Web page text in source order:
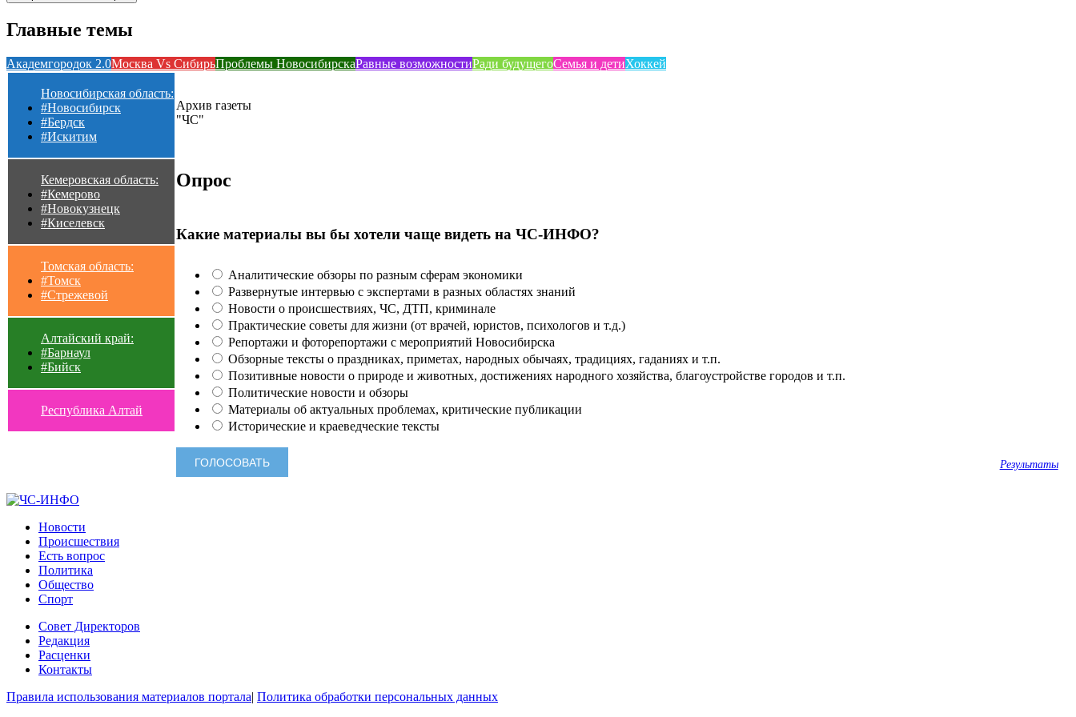
Главные темы
Академгородок 2.0Москва Vs СибирьПроблемы НовосибирскаРавные возможностиРади будущегоСемья и детиХоккей
Новосибирская область:
#Новосибирск
#Бердск
#Искитим
Кемеровская область:
#Кемерово
#Новокузнецк
#Киселевск
Томская область:
#Томск
#Стрежевой
Алтайский край:
#Барнаул
#Бийск
Республика Алтай
Архив газеты
"ЧС"
Опрос
Какие материалы вы бы хотели чаще видеть на ЧС-ИНФО?
Аналитические обзоры по разным сферам экономики
Развернутые интервью с экспертами в разных областях знаний
Новости о происшествиях, ЧС, ДТП, криминале
Практические советы для жизни (от врачей, юристов, психологов и т.д.)
Репортажи и фоторепортажи с мероприятий Новосибирска
Обзорные тексты о праздниках, приметах, народных обычаях, традициях, гаданиях и т.п.
Позитивные новости о природе и животных, достижениях народного хозяйства, благоустройстве городов и т.п.
Политические новости и обзоры
Материалы об актуальных проблемах, критические публикации
Исторические и краеведческие тексты
Результаты
Новости
Происшествия
Есть вопрос
Политика
Общество
Спорт
Совет Директоров
Редакция
Расценки
Контакты
Правила использования материалов портала| Политика обработки персональных данных